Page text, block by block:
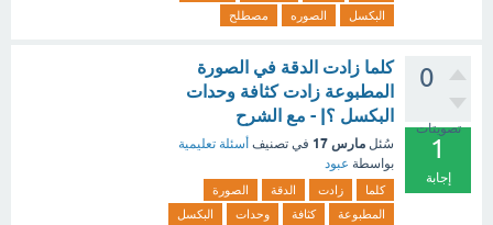
البكسل
الصوره مصطلح
0
تصويتات
1
إجابة
كلما زادت الدقة في الصورة
المطبوعة زادت كثافة وحدات
البكسل ؟| - مع الشرح
سُئل مارس 17 في تصنيف أسئلة تعليمية
بواسطة عبود
كلما زادت الدقة
الصورة
المطبوعة
كثافة وحدات البكسل